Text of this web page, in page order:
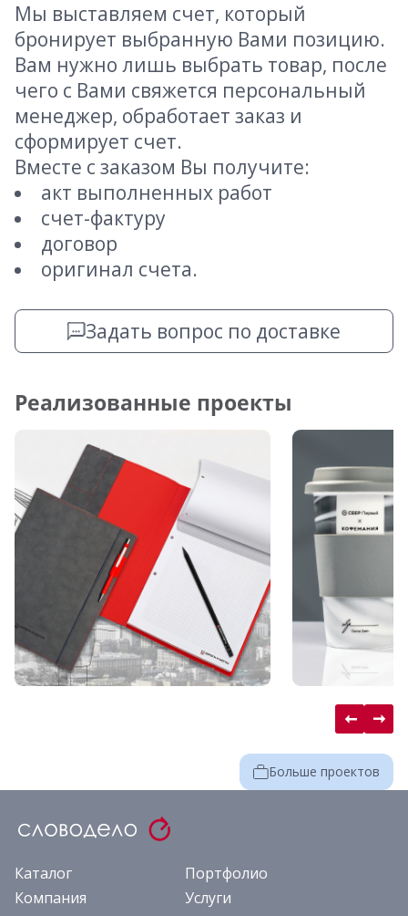
Мы выставляем счет, который
бронирует выбранную Вами позицию.
Вам нужно лишь выбрать товар, после
чего с Вами свяжется персональный
менеджер, обработает заказ и
сформирует счет.
Вместе с заказом Вы получите:
акт выполненных работ
счет-фактуру
договор
оригинал счета.
Задать вопрос по доставке
Реализованные проекты
Больше проектов
Каталог
Портфолио
Компания
Услуги